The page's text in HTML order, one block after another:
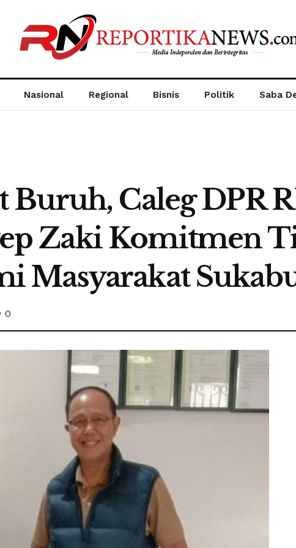
Nasional Regional Bisnis Politik Saba
Caleg DPR
Zaki Komitmen
Masyarakat
0